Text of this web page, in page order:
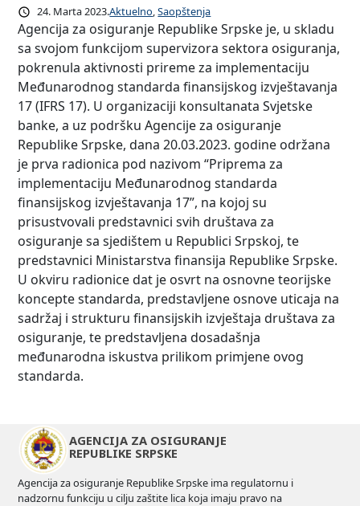
24. Marta 2023.Aktuelno, Saopštenja
Agencija za osiguranje Republike Srpske je, u skladu
sa svojom funkcijom supervizora sektora osiguranja,
pokrenula aktivnosti prireme za implementaciju
Međunarodnog standarda finansijskog izvještavanja
17 (IFRS 17). U organizaciji konsultanata Svjetske
banke, a uz podršku Agencije za osiguranje
Republike Srpske, dana 20.03.2023. godine održana
je prva radionica pod nazivom “Priprema za
implementaciju Međunarodnog standarda
finansijskog izvještavanja 17”, na kojoj su
prisustvovali predstavnici svih društava za
osiguranje sa sjedištem u Republici Srpskoj, te
predstavnici Ministarstva finansija Republike Srpske.
U okviru radionice dat je osvrt na osnovne teorijske
koncepte standarda, predstavljene osnove uticaja na
sadržaj i strukturu finansijskih izvještaja društava za
osiguranje, te predstavljena dosadašnja
međunarodna iskustva prilikom primjene ovog
standarda.
AGENCIJA ZA OSIGURANJE
REPUBLIKE SRPSKE
Agencija za osiguranje Republike Srpske ima regulatornu i
nadzornu funkciju u cilju zaštite lica koja imaju pravo na